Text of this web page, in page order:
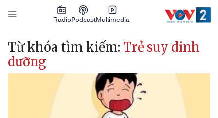
Nhảy đến nội dung
RadioPodcastMultimedia
Main navigation
Từ khóa tìm kiếm: Trẻ suy dinh
dưỡng